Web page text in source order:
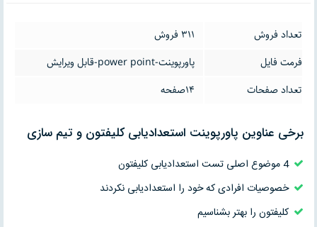
تعداد فروش
311 فروش
فرمت فایل
پاورپوینت-power point-قابل ویرایش
تعداد صفحات
14صفحه
برخی عناوین پاورپوینت استعدادیابی کلیفتون و تیم سازی
4 موضوع اصلی تست استعدادیابی کلیفتون
خصوصیات افرادی که خود را استعدادیابی نکردند
کلیفتون را بهتر بشناسیم